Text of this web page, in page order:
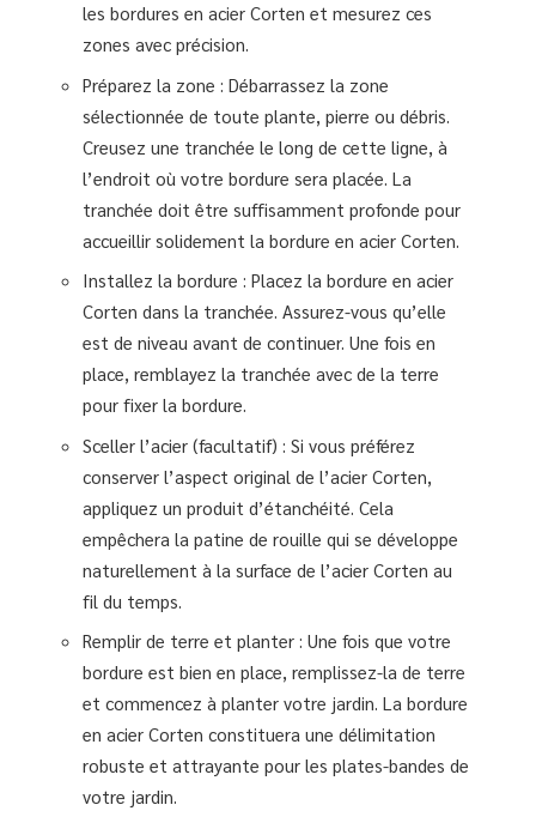
les bordures en acier Corten et mesurez ces
zones avec précision.
Préparez la zone : Débarrassez la zone
sélectionnée de toute plante, pierre ou débris.
Creusez une tranchée le long de cette ligne, à
l’endroit où votre bordure sera placée. La
tranchée doit être suffisamment profonde pour
accueillir solidement la bordure en acier Corten.
Installez la bordure : Placez la bordure en acier
Corten dans la tranchée. Assurez-vous qu’elle
est de niveau avant de continuer. Une fois en
place, remblayez la tranchée avec de la terre
pour fixer la bordure.
Sceller l’acier (facultatif) : Si vous préférez
conserver l’aspect original de l’acier Corten,
appliquez un produit d’étanchéité. Cela
empêchera la patine de rouille qui se développe
naturellement à la surface de l’acier Corten au
fil du temps.
Remplir de terre et planter : Une fois que votre
bordure est bien en place, remplissez-la de terre
et commencez à planter votre jardin. La bordure
en acier Corten constituera une délimitation
robuste et attrayante pour les plates-bandes de
votre jardin.